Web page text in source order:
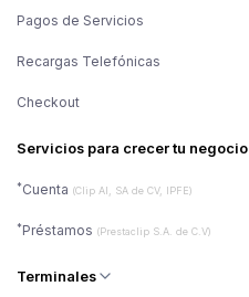
Terminales
Pagos de Servicios
Recargas Telefónicas
Checkout
Servicios para crecer tu negocio
*Cuenta (Clip AI, SA de CV, IPFE)
*Préstamos (Prestaclip S.A. de C.V)